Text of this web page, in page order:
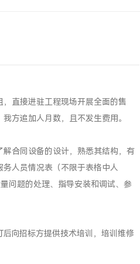
直接进驻工程现场开展全面的售
方追加人月数，且不发生费用。
合同设备的设计，熟悉其结构，有
人员情况表（不限于表格中人
问题的处理、指导安装和调试、参
向招标方提供技术培训，培训维修